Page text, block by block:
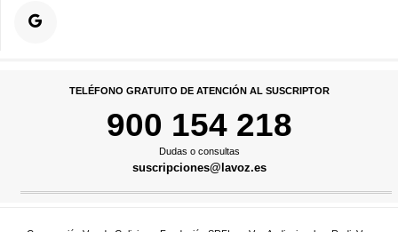
TELÉFONO GRATUITO DE ATENCIÓN AL SUSCRIPTOR
900 154 218
Dudas o consultas
suscripciones@lavoz.es